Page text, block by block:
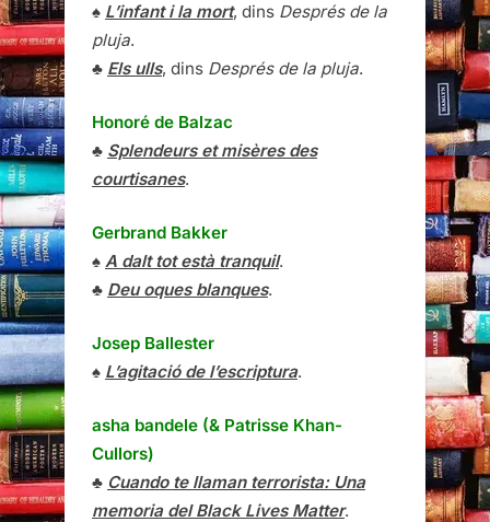
♠ L’infant i la mort, dins Després de la
pluja.
♣ Els ulls, dins Després de la pluja.
Honoré de Balzac
♣ Splendeurs et misères des
courtisanes.
Gerbrand Bakker
♠ A dalt tot està tranquil.
♣ Deu oques blanques.
Josep Ballester
♠ L’agitació de l’escriptura.
asha bandele (& Patrisse Khan-
Cullors)
♣ Cuando te llaman terrorista: Una
memoria del Black Lives Matter.